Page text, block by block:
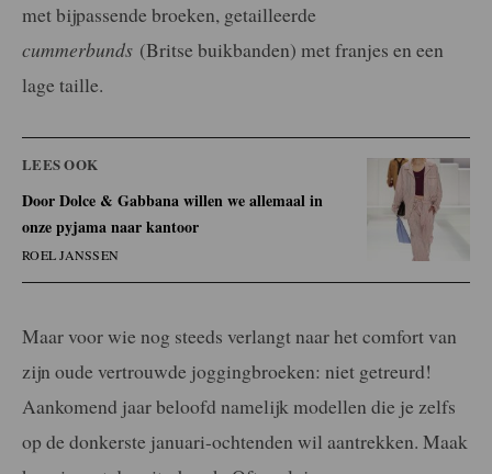
met bijpassende broeken, getailleerde
cummerbunds (Britse buikbanden) met franjes en een
lage taille.
LEES OOK
Door Dolce & Gabbana willen we allemaal in
onze pyjama naar kantoor
ROEL JANSSEN
Maar voor wie nog steeds verlangt naar het comfort van
zijn oude vertrouwde joggingbroeken: niet getreurd!
Aankomend jaar beloofd namelijk modellen die je zelfs
op de donkerste januari-ochtenden wil aantrekken. Maak